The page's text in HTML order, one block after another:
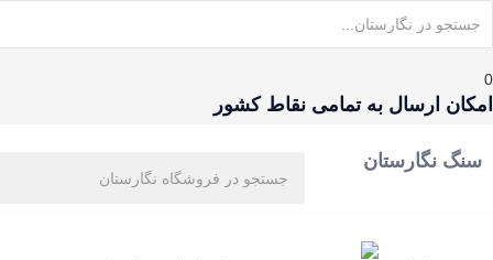
0
امکان ارسال به تمامی نقاط کشور
سنگ نگارستان